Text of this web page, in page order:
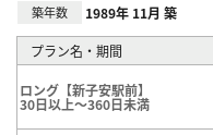
築年数 1989年 11月 築
プラン名・期間
ロング【新子安駅前】
30日以上～360日未満